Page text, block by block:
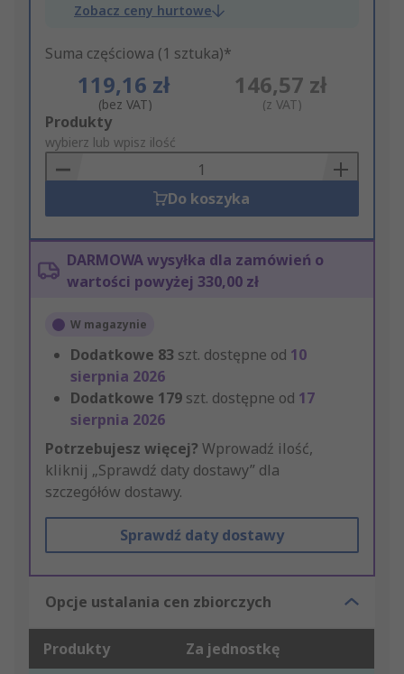
Zobacz ceny hurtowe
Suma częściowa (1 sztuka)*
119,16 zł
(bez VAT)
146,57 zł
(z VAT)
Add
to
Basket
Produkty
wybierz lub wpisz ilość
Do koszyka
DARMOWA wysyłka dla zamówień o
wartości powyżej 330,00 zł
W magazynie
Dodatkowe 83 szt. dostępne od 10
sierpnia 2026
Dodatkowe 179 szt. dostępne od 17
sierpnia 2026
Potrzebujesz więcej? Wprowadź ilość,
kliknij „Sprawdź daty dostawy” dla
szczegółów dostawy.
Sprawdź daty dostawy
Opcje ustalania cen zbiorczych
Produkty Za jednostkę